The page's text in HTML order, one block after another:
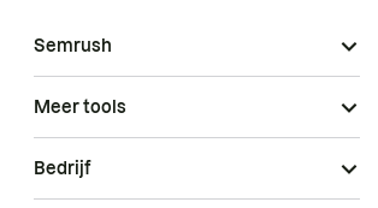
Semrush
Meer tools
Bedrijf